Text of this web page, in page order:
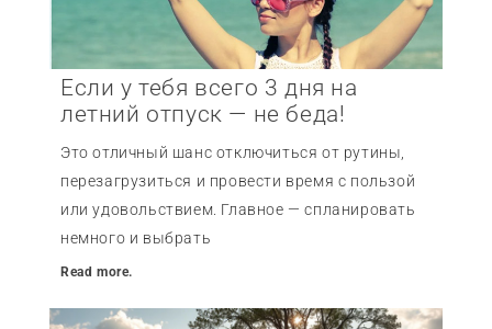
Если у тебя всего 3 дня на
летний отпуск — не беда!
Это отличный шанс отключиться от рутины,
перезагрузиться и провести время с пользой
или удовольствием. Главное — спланировать
немного и выбрать
Read more.